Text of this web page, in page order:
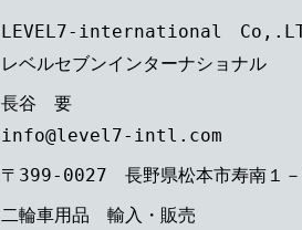
LEVEL7-international
レベルセブンインターナショナル
長谷 要
info@level7-intl.com
〒399-0027 長野県松本市寿南１－
二輪車用品 輸入・販売